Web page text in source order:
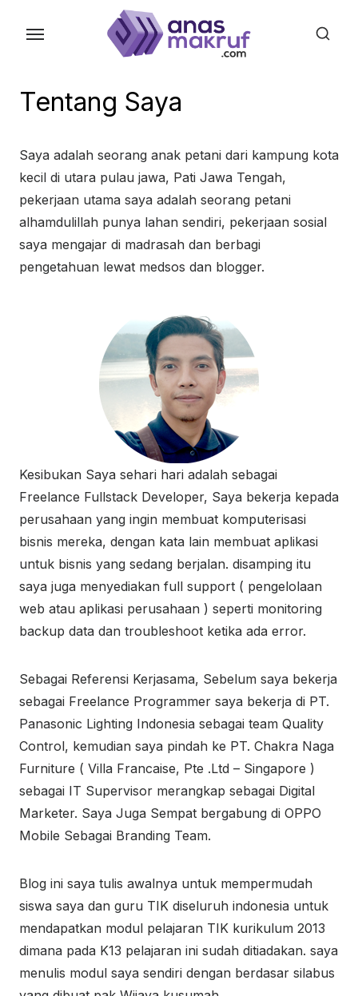
Tentang Saya
Saya adalah seorang anak petani dari kampung kota
kecil di utara pulau jawa, Pati Jawa Tengah,
pekerjaan utama saya adalah seorang petani
alhamdulillah punya lahan sendiri, pekerjaan sosial
saya mengajar di madrasah dan berbagi
pengetahuan lewat medsos dan blogger.
Kesibukan Saya sehari hari adalah sebagai
Freelance Fullstack Developer, Saya bekerja kepada
perusahaan yang ingin membuat komputerisasi
bisnis mereka, dengan kata lain membuat aplikasi
untuk bisnis yang sedang berjalan. disamping itu
saya juga menyediakan full support ( pengelolaan
web atau aplikasi perusahaan ) seperti monitoring
backup data dan troubleshoot ketika ada error.
Sebagai Referensi Kerjasama, Sebelum saya bekerja
sebagai Freelance Programmer saya bekerja di PT.
Panasonic Lighting Indonesia sebagai team Quality
Control, kemudian saya pindah ke PT. Chakra Naga
Furniture ( Villa Francaise, Pte .Ltd – Singapore )
sebagai IT Supervisor merangkap sebagai Digital
Marketer. Saya Juga Sempat bergabung di OPPO
Mobile Sebagai Branding Team.
Blog ini saya tulis awalnya untuk mempermudah
siswa saya dan guru TIK diseluruh indonesia untuk
mendapatkan modul pelajaran TIK kurikulum 2013
dimana pada K13 pelajaran ini sudah ditiadakan. saya
menulis modul saya sendiri dengan berdasar silabus